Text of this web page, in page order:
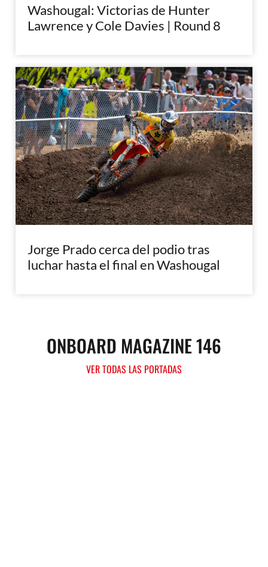
Washougal: Victorias de Hunter
Lawrence y Cole Davies | Round 8
Jorge Prado cerca del podio tras
luchar hasta el final en Washougal
ONBOARD MAGAZINE 146
VER TODAS LAS PORTADAS